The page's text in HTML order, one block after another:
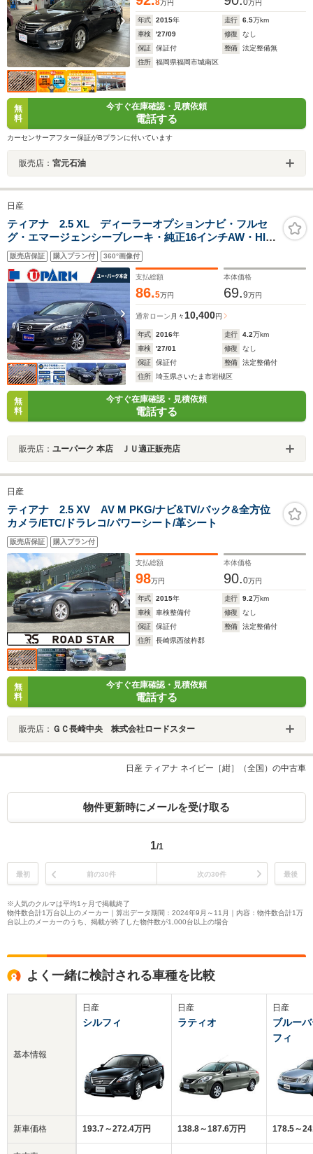
8万円 0万円
年式 2015年 走行 6.5万km
車検
'27/09 修復
なし
保証
保証付 整備
法定整備無
住所
福岡県福岡市城南区
無
料
今すぐ在庫確認・見積依頼
電話する
カーセンサーアフター保証がBプランに付いています
販売店： 宮元石油
日産
ティアナ 2.5 XL ディーラーオプションナビ・フルセ
グ・エマージェンシーブレーキ・純正16インチAW・HID
ライト・フロントパワーシート・助手席電動オットマ
ン・ドアバイザー・ドアミラーウィンカー・オートエア
コン・ETC
販売店保証 購入プラン付 360°画像付
支払総額
86.5万円
本体価格
69.9万円
通常ローン 月々10,400円
年式 2016年 走行 4.2万km
車検
'27/01 修復
なし
保証
保証付 整備
法定整備付
住所
埼玉県さいたま市岩槻区
無
料
今すぐ在庫確認・見積依頼
電話する
販売店： ユーパーク 本店 ＪＵ適正販売店
日産
ティアナ 2.5 XV AV M PKG/ナビ&TV/バック&全方位
カメラ/ETC/ドラレコ/パワーシート/革シート
販売店保証 購入プラン付
支払総額
98万円
本体価格
90.0万円
年式 2015年 走行 9.2万km
車検
車検整備付 修復
なし
保証
保証付 整備
法定整備付
住所
長崎県西彼杵郡
無
料
今すぐ在庫確認・見積依頼
電話する
販売店： ＧＣ長崎中央 株式会社ロードスター
日産 ティアナ ネイビー［紺］（全国）の中古車
物件更新時にメールを受け取る
1/1
最初 前の30件 次の30件 最後
※人気のクルマは平均1ヶ月で掲載終了
物件数合計1万台以上のメーカー｜算出データ期間：2024年9月～11月｜内容：物件数合計1万
台以上のメーカーのうち、掲載が終了した物件数が1,000台以上の場合
よく一緒に検討される車種を比較
基本情報
新車価格
日産
シルフィ
193.7～272.4万円
日産
ラティオ
138.8～187.6万円
日産
ブルー
フィ
178.5～